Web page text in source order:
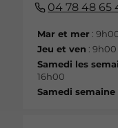
04 78 48 65
Mar et mer :
Jeu et ven : 9h00
Samedi les
16h00
Samedi